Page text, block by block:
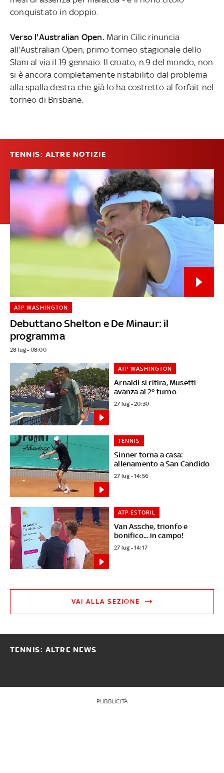
conquistato in doppio.
Verso l'Australian Open. Marin Cilic rinuncia
all'Australian Open, primo torneo stagionale dello
Slam al via il 19 gennaio. Il croato, n.9 del mondo, non
si è ancora completamente ristabilito dal problema
alla spalla destra che già lo ha costretto al forfait nel
torneo di Brisbane.
TENNIS: ALTRE NOTIZIE
Debuttano Shelton e De Minaur: il
programma
ATP WASHINGTON
28 lug - 08:00
Arnaldi si ritira, Musetti
avanza al 2° turno
ATP WASHINGTON
27 lug - 20:30
Sinner torna a casa:
allenamento a San Candido
TENNIS
27 lug - 14:56
Van Assche, trionfo e
bonifico... in campo!
ATP ESTORIL
27 lug - 14:17
VAI ALLA SEZIONE
TENNIS: ALTRE NEWS
PUBBLICITÀ